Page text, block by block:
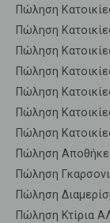
Πώληση
Πώληση
Πώληση
Πώληση
Πώληση
Πώληση
Πώληση
Πώληση
Πώληση
Πώληση
Πώληση Κτίρια